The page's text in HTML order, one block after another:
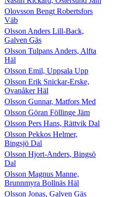
Olovsson Bengt Robertsfors
Väb
Olsson Anders Lill-Back,
Galven Gäs
Olsson Tulpans Anders, Alfta
Häl
Olsson Emil, Uppsala Upp
Olsson Erik Snickar-Erske,
Ovanåker Häl
Olsson Gunnar, Matfors Med
Olsson Göran Föllinge Jäm
Olsson Pers Hans, Rättvik Dal
Olsson Pekkos Helmer,
Bingsjö Dal
Olsson Hjort-Anders, Bingsö
Dal
Olsson Magnus Manne,
Brunnmyra Bollnäs Häl
Olsson Jonas, Galven Gäs